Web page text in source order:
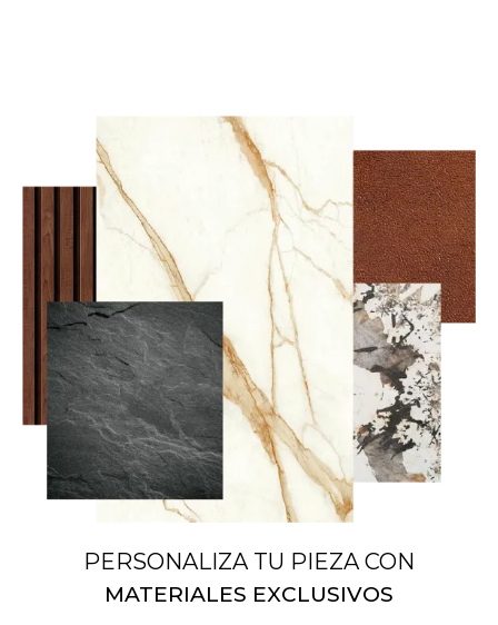
PERSONALIZA TU PIEZA CON
MATERIALES EXCLUSIVOS